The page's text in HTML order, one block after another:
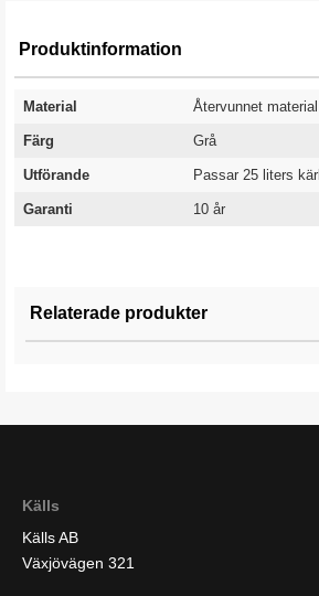
Produktinformation
Material Återvunnet material
Färg Grå
Utförande Passar 25 liters kärl
Garanti 10 år
Relaterade produkter
Källs
Källs AB
Växjövägen 321